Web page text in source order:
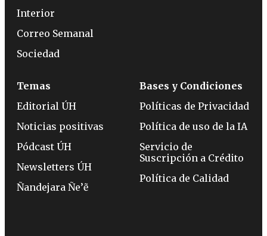
Interior
Correo Semanal
Sociedad
Temas
Editorial ÚH
Noticias positivas
Pódcast ÚH
Newsletters ÚH
Ñandejara Ñe’ẽ
Bases y Condiciones
Políticas de Privacidad
Política de uso de la IA
Servicio de
Suscripción a Crédito
Política de Calidad